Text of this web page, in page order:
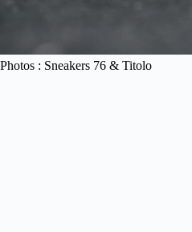
Photos : Sneakers 76 & Titolo